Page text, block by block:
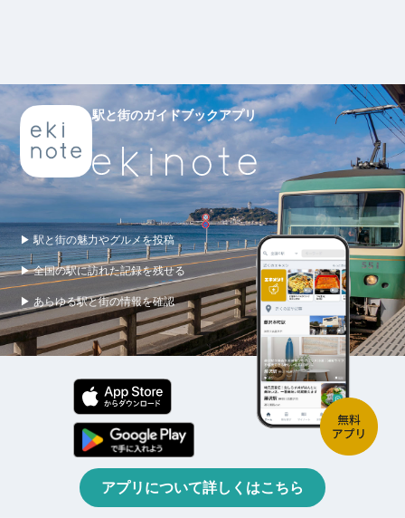
駅と街のガイドブックアプリ
▶ 駅と街の魅力やグルメを投稿
▶ 全国の駅に訪れた記録を残せる
▶ あらゆる駅と街の情報を確認
アプリについて詳しくはこちら